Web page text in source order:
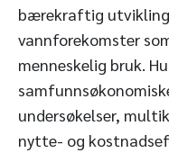
bærekraftig
vannforekomster
menneskelig bruk.
undersøkelser,
nytte- og